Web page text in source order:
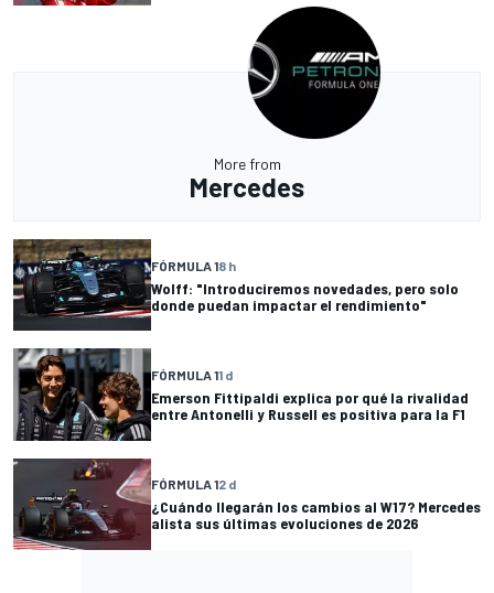
More from
Mercedes
FÓRMULA 18 h
Wolff: "Introduciremos novedades, pero solo
donde puedan impactar el rendimiento"
FÓRMULA 11 d
Emerson Fittipaldi explica por qué la rivalidad
entre Antonelli y Russell es positiva para la F1
FÓRMULA 12 d
¿Cuándo llegarán los cambios al W17? Mercedes
alista sus últimas evoluciones de 2026